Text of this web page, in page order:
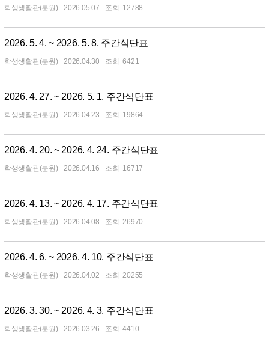
학생생활관(분원) 2026.05.07 12788
2026. 5. 4. ~ 2026. 5. 8. 주간식단표
학생생활관(분원) 2026.04.30 6421
2026. 4. 27. ~ 2026. 5. 1. 주간식단표
학생생활관(분원) 2026.04.23 19864
2026. 4. 20. ~ 2026. 4. 24. 주간식단표
학생생활관(분원) 2026.04.16 16717
2026. 4. 13. ~ 2026. 4. 17. 주간식단표
학생생활관(분원) 2026.04.08 26970
2026. 4. 6. ~ 2026. 4. 10. 주간식단표
학생생활관(분원) 2026.04.02 20255
2026. 3. 30. ~ 2026. 4. 3. 주간식단표
학생생활관(분원) 2026.03.26 4410